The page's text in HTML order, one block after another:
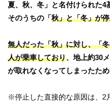
夏、秋、冬」と名付けられた4
そのうちの「秋」と「冬」が
無人だった「秋」に対し、「
人が乗車しており、地上約30
が取れなくなってしまったため
※停止した直接的な原因は、2